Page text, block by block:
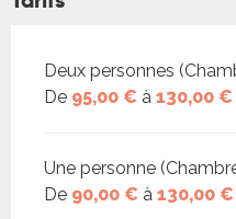
Tarifs 2026
Deux personnes
De 95,00 € à 130,00 €
Une personne
De 90,00 € à 130,00 €